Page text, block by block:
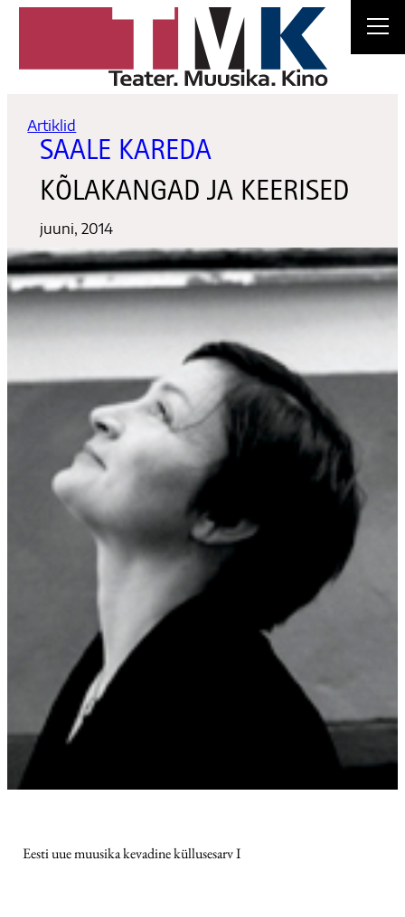
Artiklid
SAALE KAREDA
KÕLAKANGAD JA KEERISED
juuni, 2014
Eesti uue muusika kevadine küllusesarv I